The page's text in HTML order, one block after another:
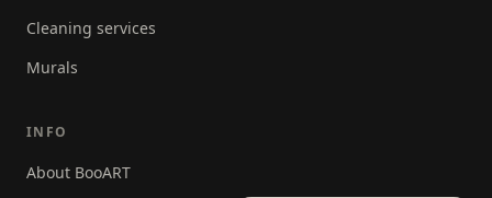
Cleaning services
Murals
INFO
About BooART